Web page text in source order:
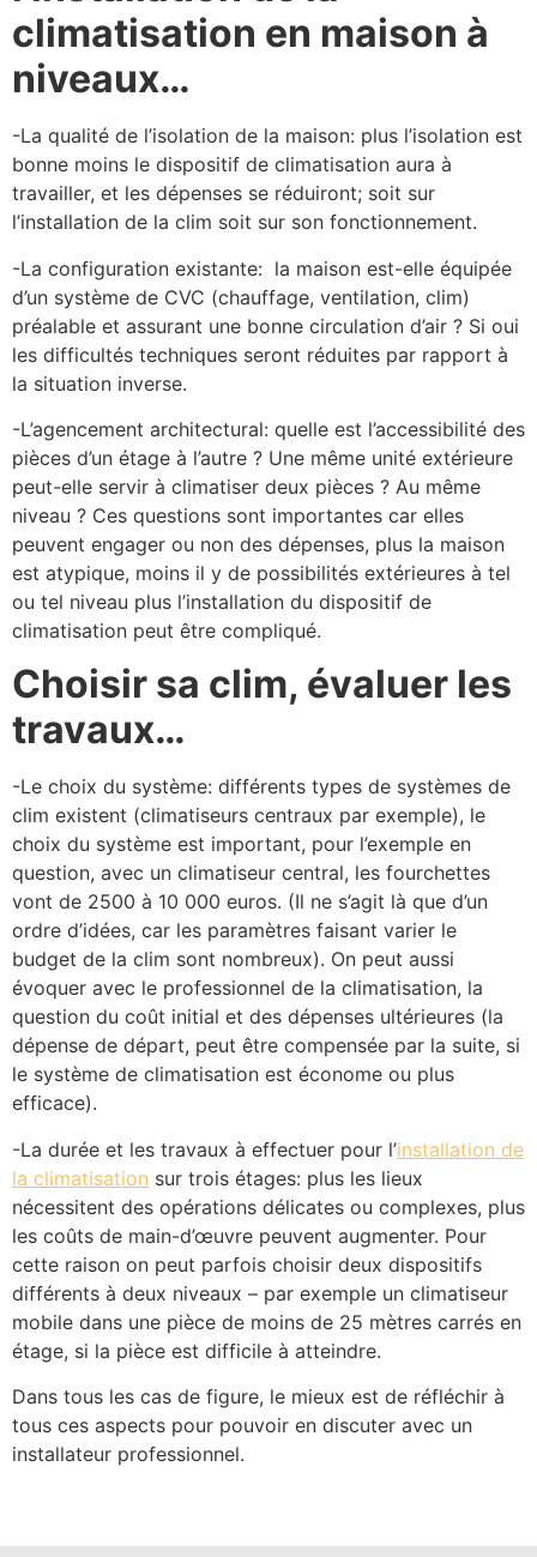
climatisation en maison à
niveaux…
-La qualité de l’isolation de la maison: plus l’isolation est
bonne moins le dispositif de climatisation aura à
travailler, et les dépenses se réduiront; soit sur
l’installation de la clim soit sur son fonctionnement.
-La configuration existante: la maison est-elle équipée
d’un système de CVC (chauffage, ventilation, clim)
préalable et assurant une bonne circulation d’air ? Si oui
les difficultés techniques seront réduites par rapport à
la situation inverse.
-L’agencement architectural: quelle est l’accessibilité des
pièces d’un étage à l’autre ? Une même unité extérieure
peut-elle servir à climatiser deux pièces ? Au même
niveau ? Ces questions sont importantes car elles
peuvent engager ou non des dépenses, plus la maison
est atypique, moins il y de possibilités extérieures à tel
ou tel niveau plus l’installation du dispositif de
climatisation peut être compliqué.
Choisir sa clim, évaluer les
travaux…
-Le choix du système: différents types de systèmes de
clim existent (climatiseurs centraux par exemple), le
choix du système est important, pour l’exemple en
question, avec un climatiseur central, les fourchettes
vont de 2500 à 10 000 euros. (Il ne s’agit là que d’un
ordre d’idées, car les paramètres faisant varier le
budget de la clim sont nombreux). On peut aussi
évoquer avec le professionnel de la climatisation, la
question du coût initial et des dépenses ultérieures (la
dépense de départ, peut être compensée par la suite, si
le système de climatisation est économe ou plus
efficace).
-La durée et les travaux à effectuer pour l’installation de
la climatisation sur trois étages: plus les lieux
nécessitent des opérations délicates ou complexes, plus
les coûts de main-d’œuvre peuvent augmenter. Pour
cette raison on peut parfois choisir deux dispositifs
différents à deux niveaux – par exemple un climatiseur
mobile dans une pièce de moins de 25 mètres carrés en
étage, si la pièce est difficile à atteindre.
Dans tous les cas de figure, le mieux est de réfléchir à
tous ces aspects pour pouvoir en discuter avec un
installateur professionnel.